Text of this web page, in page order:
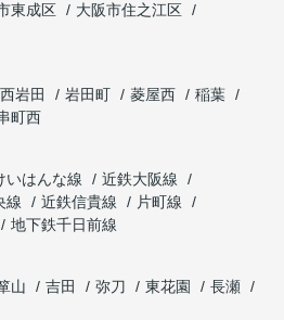
東成区
大阪市住之江区
西岩田 岩田町 菱屋西
稲葉
町西
いはんな線
近鉄大阪線
線 近鉄信貴線
片町線
地下鉄千日前線
山 吉田 弥刀 東花園
長瀬